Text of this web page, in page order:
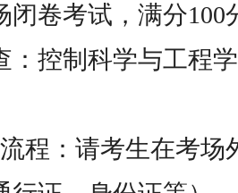
闭卷考试，满分100
：控制科学与工程
程：请考生在考场